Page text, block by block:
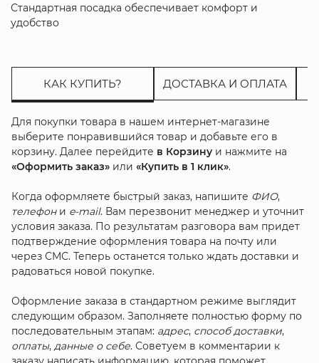
Стандартная посадка обеспечивает комфорт и
удобство
КАК КУПИТЬ? ДОСТАВКА И ОПЛАТА
Для покупки товара в нашем интернет-магазине
выберите понравившийся товар и добавьте его в
корзину. Далее перейдите в Корзинуи нажмите на
«Оформить заказ»или «Купить в 1 клик».
Когда оформляете быстрый заказ, напишите ФИО,
телефони e-mail. Вам перезвонит менеджер и уточнит
условия заказа. По результатам разговора вам придет
подтверждение оформления товара на почту или
через СМС. Теперь останется только ждать доставки и
радоваться новой покупке.
Оформление заказа в стандартном режиме выглядит
следующим образом. Заполняете полностью форму по
последовательным этапам: адрес, способ доставки,
оплаты, данные о себе. Советуем в комментарии к